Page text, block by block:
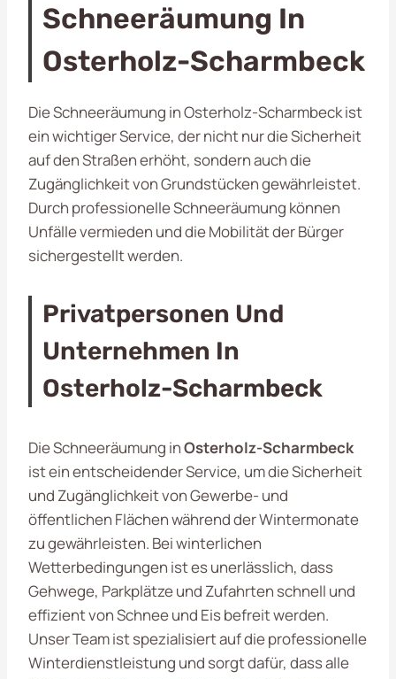
Schneeräumung In
Osterholz-Scharmbeck
Die Schneeräumung in Osterholz-Scharmbeck ist
ein wichtiger Service, der nicht nur die Sicherheit
auf den Straßen erhöht, sondern auch die
Zugänglichkeit von Grundstücken gewährleistet.
Durch professionelle Schneeräumung können
Unfälle vermieden und die Mobilität der Bürger
sichergestellt werden.
Privatpersonen Und
Unternehmen In
Osterholz-Scharmbeck
Die Schneeräumung inOsterholz-Scharmbeck
ist ein entscheidender Service, um die Sicherheit
und Zugänglichkeit von Gewerbe- und
öffentlichen Flächen während der Wintermonate
zu gewährleisten. Bei winterlichen
Wetterbedingungen ist es unerlässlich, dass
Gehwege, Parkplätze und Zufahrten schnell und
effizient von Schnee und Eis befreit werden.
Unser Team ist spezialisiert auf die professionelle
Winterdienstleistung und sorgt dafür, dass alle